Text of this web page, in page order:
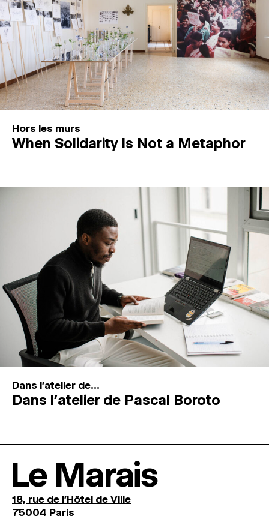
Hors les murs
When Solidarity Is Not a Metaphor
Dans l'atelier de...
Dans l’atelier de Pascal Boroto
Le Marais
18, rue de l'Hôtel de Ville
75004 Paris